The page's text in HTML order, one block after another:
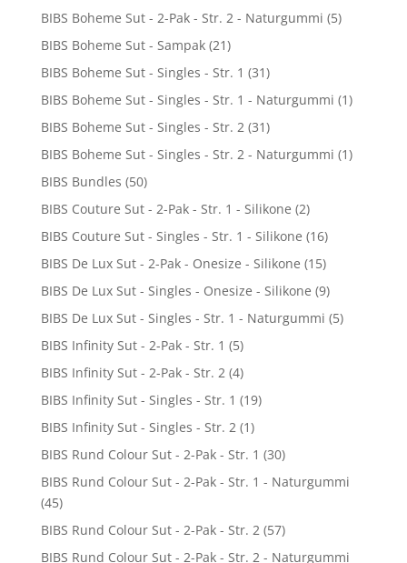
BIBS Boheme Sut - 2-Pak - Str. 2 - Naturgummi (5)
BIBS Boheme Sut - Sampak (21)
BIBS Boheme Sut - Singles - Str. 1 (31)
BIBS Boheme Sut - Singles - Str. 1 - Naturgummi (1)
BIBS Boheme Sut - Singles - Str. 2 (31)
BIBS Boheme Sut - Singles - Str. 2 - Naturgummi (1)
BIBS Bundles (50)
BIBS Couture Sut - 2-Pak - Str. 1 - Silikone (2)
BIBS Couture Sut - Singles - Str. 1 - Silikone (16)
BIBS De Lux Sut - 2-Pak - Onesize - Silikone (15)
BIBS De Lux Sut - Singles - Onesize - Silikone (9)
BIBS De Lux Sut - Singles - Str. 1 - Naturgummi (5)
BIBS Infinity Sut - 2-Pak - Str. 1 (5)
BIBS Infinity Sut - 2-Pak - Str. 2 (4)
BIBS Infinity Sut - Singles - Str. 1 (19)
BIBS Infinity Sut - Singles - Str. 2 (1)
BIBS Rund Colour Sut - 2-Pak - Str. 1 (30)
BIBS Rund Colour Sut - 2-Pak - Str. 1 - Naturgummi
(45)
BIBS Rund Colour Sut - 2-Pak - Str. 2 (57)
BIBS Rund Colour Sut - 2-Pak - Str. 2 - Naturgummi